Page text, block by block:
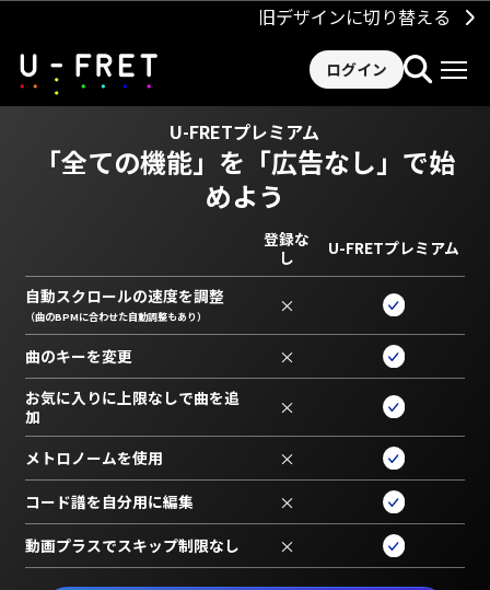
旧デザインに切り替える
ログイン
U-FRETプレミアム
「全ての機能」を 「広告なし」で始
めよう
登録な
し
U-FRETプレミアム
自動スクロールの速度を調整
（曲のBPMに合わせた自動調整もあり） ×
曲のキーを変更 ×
お気に入りに上限なしで曲を追
加
×
メトロノームを使用 ×
コード譜を自分用に編集 ×
動画プラスでスキップ制限なし ×